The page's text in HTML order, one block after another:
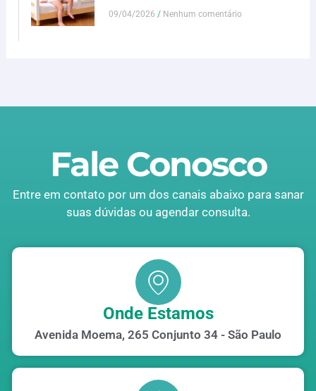
09/04/2026 Nenhum comentário
Fale Conosco
Entre em contato por um dos canais abaixo para sanar
suas dúvidas ou agendar consulta.
Onde Estamos
Avenida Moema, 265 Conjunto 34 - São Paulo